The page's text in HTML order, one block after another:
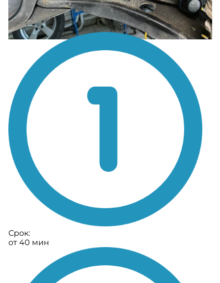
Срок:
от 40 мин